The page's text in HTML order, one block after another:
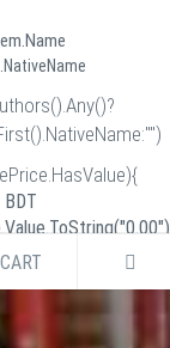
BDT
BDT
{
BDT
CART